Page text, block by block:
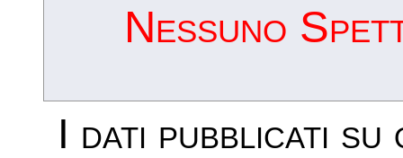
Nessuno
I dati pubblicati su